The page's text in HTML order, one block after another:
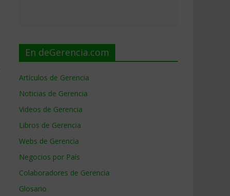
En deGerencia.com
Artículos de Gerencia
Noticias de Gerencia
Videos de Gerencia
Libros de Gerencia
Webs de Gerencia
Negocios por País
Colaboradores de Gerencia
Glosario